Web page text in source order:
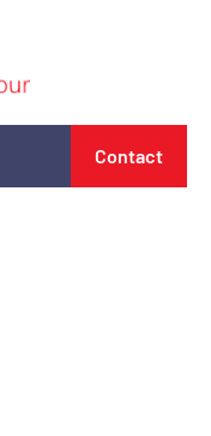
Contact